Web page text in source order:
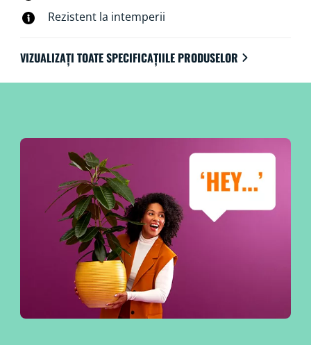
Rezistent la intemperii
VIZUALIZAȚI TOATE SPECIFICAȚIILE PRODUSELOR